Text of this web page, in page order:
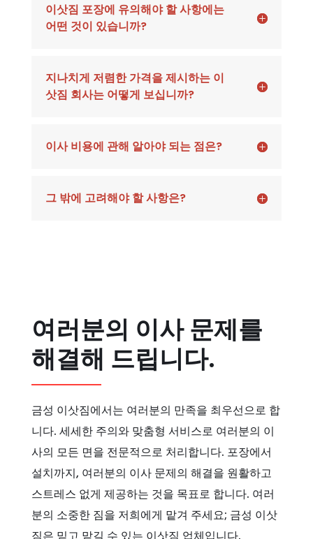
이삿짐 포장에 유의해야 할 사항에는
어떤 것이 있습니까?
지나치게 저렴한 가격을 제시하는 이
삿짐 회사는 어떻게 보십니까?
이사 비용에 관해 알아야 되는 점은?
그 밖에 고려해야 할 사항은?
여러분의 이사 문제를
해결해 드립니다.
금성 이삿짐에서는 여러분의 만족을 최우선으로 합
니다. 세세한 주의와 맞춤형 서비스로 여러분의 이
사의 모든 면을 전문적으로 처리합니다. 포장에서
설치까지, 여러분의 이사 문제의 해결을 원활하고
스트레스 없게 제공하는 것을 목표로 합니다. 여러
분의 소중한 짐을 저희에게 맡겨 주세요; 금성 이삿
짐은 밑고 맡길 수 있는 이삿짐 업체입니다.